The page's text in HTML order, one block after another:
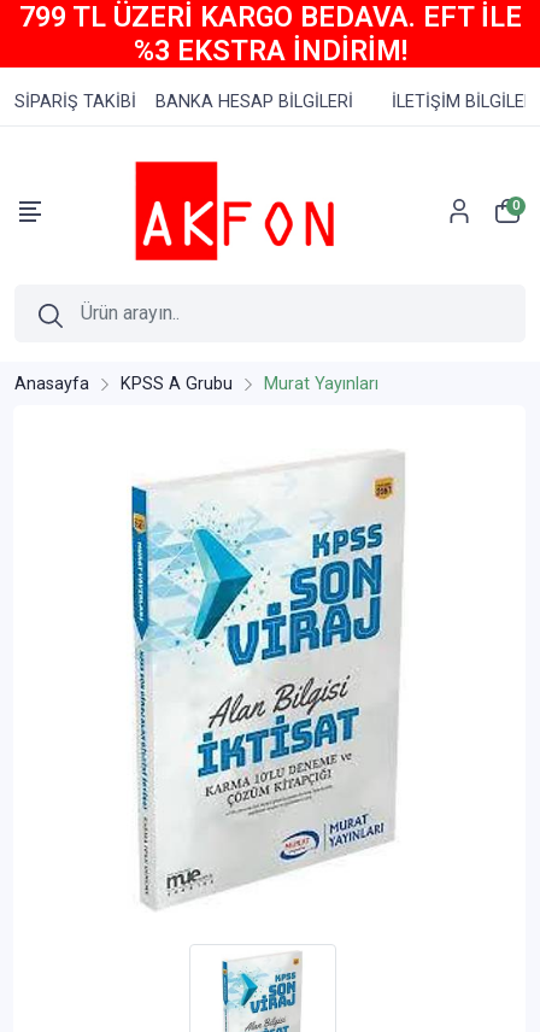
799 TL ÜZERİ KARGO BEDAVA. EFT İLE
%3 EKSTRA İNDİRİM!
SİPARİŞ TAKİBİ BANKA HESAP BİLGİLERİ İLETİŞİM BİLGİLERİ
0
Anasayfa KPSS A Grubu Murat Yayınları